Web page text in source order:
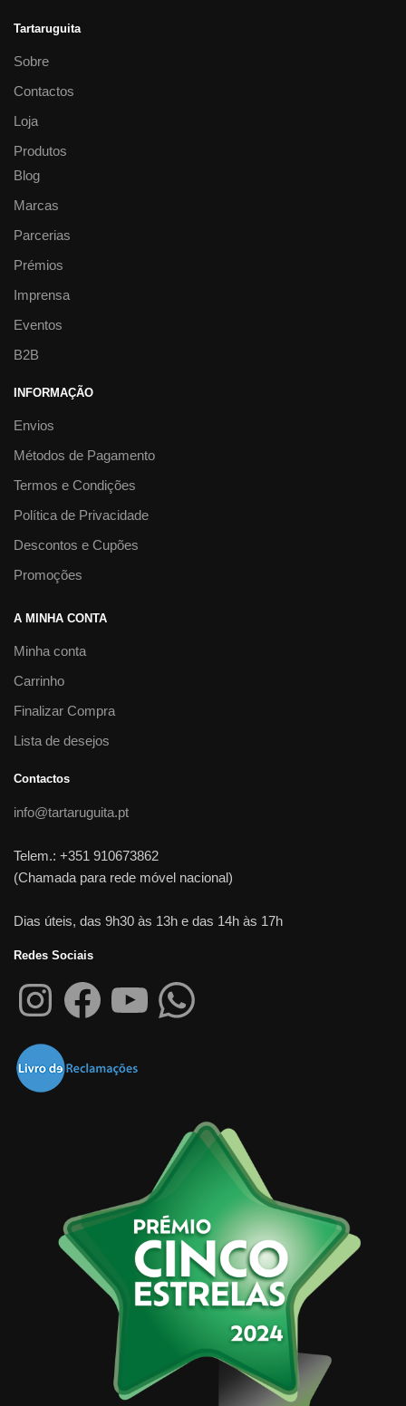
Tartaruguita
Sobre
Contactos
Loja
Produtos
Blog
Marcas
Parcerias
Prémios
Imprensa
Eventos
B2B
INFORMAÇÃO
Envios
Métodos de Pagamento
Termos e Condições
Política de Privacidade
Descontos e Cupões
Promoções
A MINHA CONTA
Minha conta
Carrinho
Finalizar Compra
Lista de desejos
Contactos
info@tartaruguita.pt
Telem.: +351 910673862
(Chamada para rede móvel nacional)
Dias úteis, das 9h30 às 13h e das 14h às 17h
Redes Sociais